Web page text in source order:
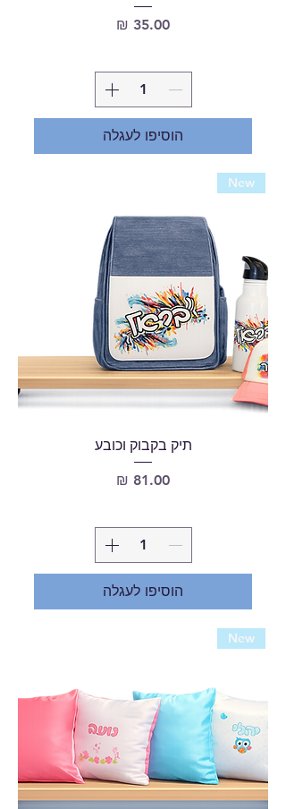
מחיר
הוסיפו לעגלה
New
תיק בקבוק וכובע
מחיר
הוסיפו לעגלה
New